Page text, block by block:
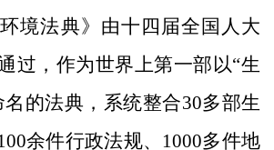
境法典》由十四届全国人大
过，作为世界上第一部以“生
名的法典，系统整合30多部生
余件行政法规、1000多件地